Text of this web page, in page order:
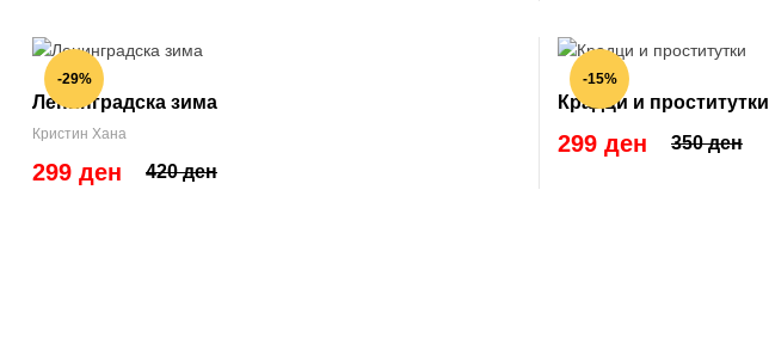
-29%
Ленинградска зима
Кристин Хана
420 ден
299 ден
-15%
Крадци и проститутки
350 ден
299 ден